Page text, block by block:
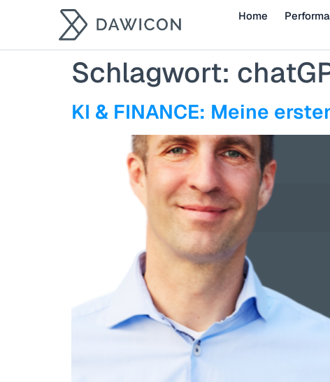
Home
Schlagwort:
KI & FINANCE: Meine